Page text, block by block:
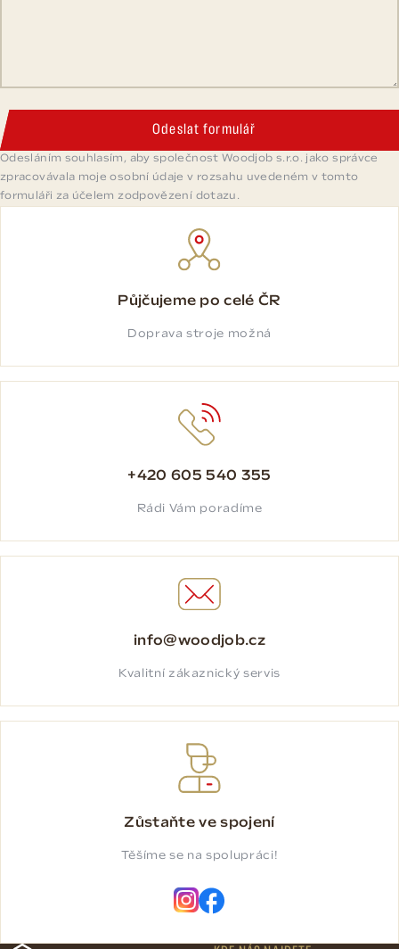
Odeslat formulář
Odesláním souhlasím, aby společnost Woodjob s.r.o. jako správce
zpracovávala moje osobní údaje v rozsahu uvedeném v tomto
formuláři za účelem zodpovězení dotazu.
Půjčujeme po celé ČR
Doprava stroje možná
+420 605 540 355
Rádi Vám poradíme
info@woodjob.cz
Kvalitní zákaznický servis
Zůstaňte ve spojení
Těšíme se na spolupráci!